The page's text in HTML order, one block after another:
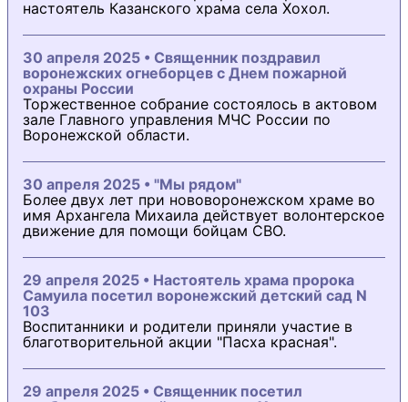
настоятель Казанского храма села Хохол.
30 апреля 2025 • Священник поздравил
воронежских огнеборцев с Днем пожарной
охраны России
Торжественное собрание состоялось в актовом
зале Главного управления МЧС России по
Воронежской области.
30 апреля 2025 • "Мы рядом"
Более двух лет при нововоронежском храме во
имя Архангела Михаила действует волонтерское
движение для помощи бойцам СВО.
29 апреля 2025 • Настоятель храма пророка
Самуила посетил воронежский детский сад N
103
Воспитанники и родители приняли участие в
благотворительной акции "Пасха красная".
29 апреля 2025 • Священник посетил